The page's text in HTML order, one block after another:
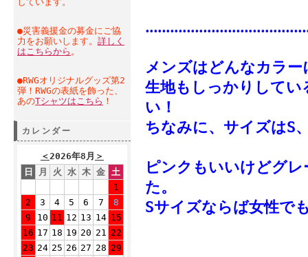
●災害義援金の募金にご協
力をお願いします。 詳しく
はこちらから 。
●RWGオリジナルグッズ第2
弾！RWGの表紙を飾った、
あのTシャツはこちら ！
カレンダー
＜2026年8月 ＞
日
月 火 水 木 金 土
1
2
3 4 5 6 7
8
9
10 11 12 13 14 15
16 17 18 19 20 21 22
23 24 25 26 27 28 29
メンズはどんなカラ
生地もしっかりして
い！
ちなみに、サイズはS
ピンクもいいけどグ
た。
Sサイズならば女性で